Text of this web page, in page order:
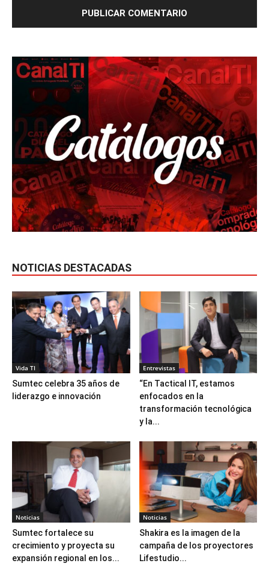
NOTICIAS DESTACADAS
Vida TI
Sumtec celebra 35 años de
liderazgo e innovación
Entrevistas
“En Tactical IT, estamos
enfocados en la
transformación tecnológica
y la...
Noticias
Sumtec fortalece su
crecimiento y proyecta su
expansión regional en los...
Noticias
Shakira es la imagen de la
campaña de los proyectores
Lifestudio...